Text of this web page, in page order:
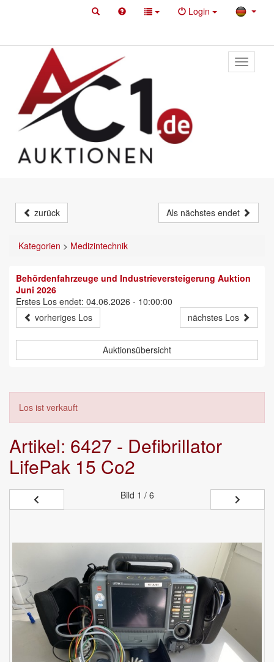
Login
Toggle
primary
zurück Als nächstes endet
Kategorien > Medizintechnik
Behördenfahrzeuge und Industrieversteigerung Auktion
Juni 2026
Erstes Los endet: 04.06.2026 - 10:00:00
vorheriges Los
nächstes Los
Auktionsübersicht
Los ist verkauft
Artikel: 6427 - Defibrillator
LifePak 15 Co2
Bild 1 / 6